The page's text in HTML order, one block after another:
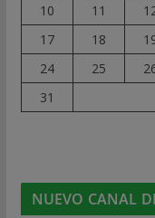
10
11
17
18
24
25
31
NUEVO CANAL